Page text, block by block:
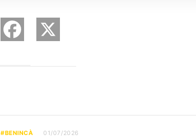
#BENINCÀ 01/07/2026